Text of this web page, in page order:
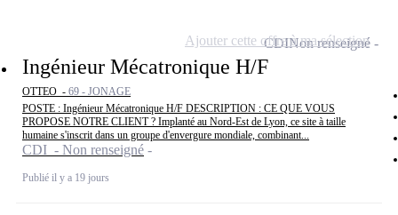
Ingénieur Mécatronique H/F
OTTEO - 69 - JONAGE
POSTE : Ingénieur Mécatronique H/F DESCRIPTION : CE QUE VOUS
PROPOSE NOTRE CLIENT ? Implanté au Nord-Est de Lyon, ce site à taille
humaine s'inscrit dans un groupe d'envergure mondiale, combinant...
CDI - Non renseigné
Publié il y a 19 jours
CDINon renseigné
Ajouter cette offre à ma sélection